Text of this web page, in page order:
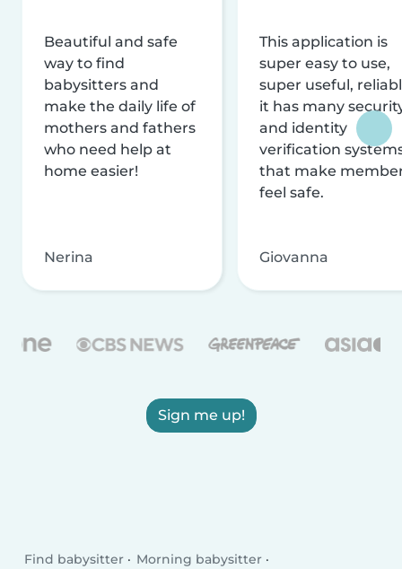
Beautiful and safe
way to find
babysitters and
make the daily life of
mothers and fathers
who need help at
home easier!
Nerina
This application is
super easy to use,
super useful,
it has many
and identity
verification
that make
feel safe.
Giovanna
Sign me up!
Find babysitter
Morning babysitter